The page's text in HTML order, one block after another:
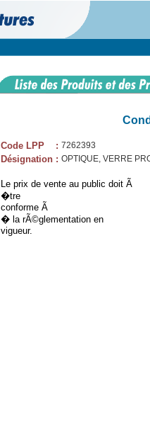
Code LPP : 7262393
Désignation : OPTIQUE, VERRE
Le prix de vente au public doit Ã
�tre
conforme Ã
� la rÃ©glementation en
vigueur.